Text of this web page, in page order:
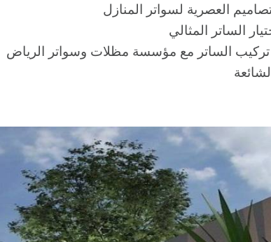
العصرية لسواتر المنازل
الساتر المثالي
الساتر مع مؤسسة مظلات وسواتر الرياض